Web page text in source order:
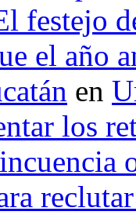
festejo
el año
en
los